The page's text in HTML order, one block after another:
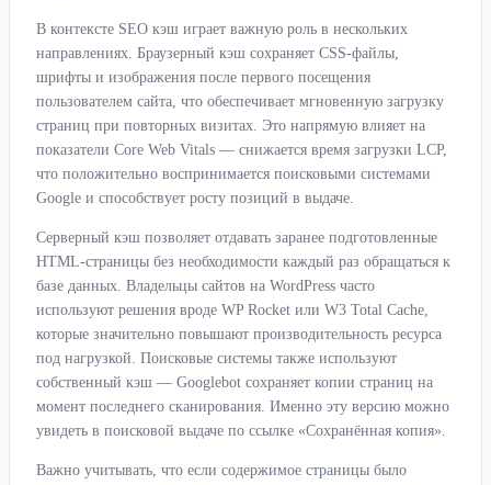
В контексте SEO кэш играет важную роль в нескольких
направлениях. Браузерный кэш сохраняет CSS-файлы,
шрифты и изображения после первого посещения
пользователем сайта, что обеспечивает мгновенную загрузку
страниц при повторных визитах. Это напрямую влияет на
показатели Core Web Vitals — снижается время загрузки LCP,
что положительно воспринимается поисковыми системами
Google и способствует росту позиций в выдаче.
Серверный кэш позволяет отдавать заранее подготовленные
HTML-страницы без необходимости каждый раз обращаться к
базе данных. Владельцы сайтов на WordPress часто
используют решения вроде WP Rocket или W3 Total Cache,
которые значительно повышают производительность ресурса
под нагрузкой. Поисковые системы также используют
собственный кэш — Googlebot сохраняет копии страниц на
момент последнего сканирования. Именно эту версию можно
увидеть в поисковой выдаче по ссылке «Сохранённая копия».
Важно учитывать, что если содержимое страницы было